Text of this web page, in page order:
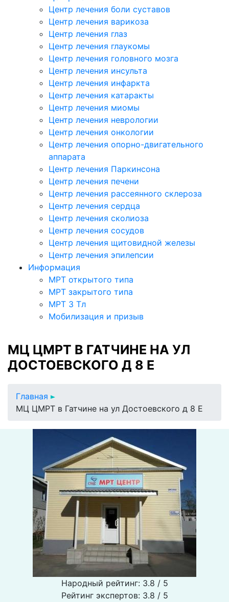
Центр лечения боли суставов
Центр лечения варикоза
Центр лечения глаз
Центр лечения глаукомы
Центр лечения головного мозга
Центр лечения инсульта
Центр лечения инфаркта
Центр лечения катаракты
Центр лечения миомы
Центр лечения неврологии
Центр лечения онкологии
Центр лечения опорно-двигательного
аппарата
Центр лечения Паркинсона
Центр лечения печени
Центр лечения рассеянного склероза
Центр лечения сердца
Центр лечения сколиоза
Центр лечения сосудов
Центр лечения щитовидной железы
Центр лечения эпилепсии
Информация
МРТ открытого типа
МРТ закрытого типа
МРТ 3 Тл
Мобилизация и призыв
МЦ ЦМРТ В ГАТЧИНЕ НА УЛ
ДОСТОЕВСКОГО Д 8 Е
Главная
МЦ ЦМРТ в Гатчине на ул Достоевского д 8 Е
Народный рейтинг: 3.8 / 5
Рейтинг экспертов: 3.8 / 5